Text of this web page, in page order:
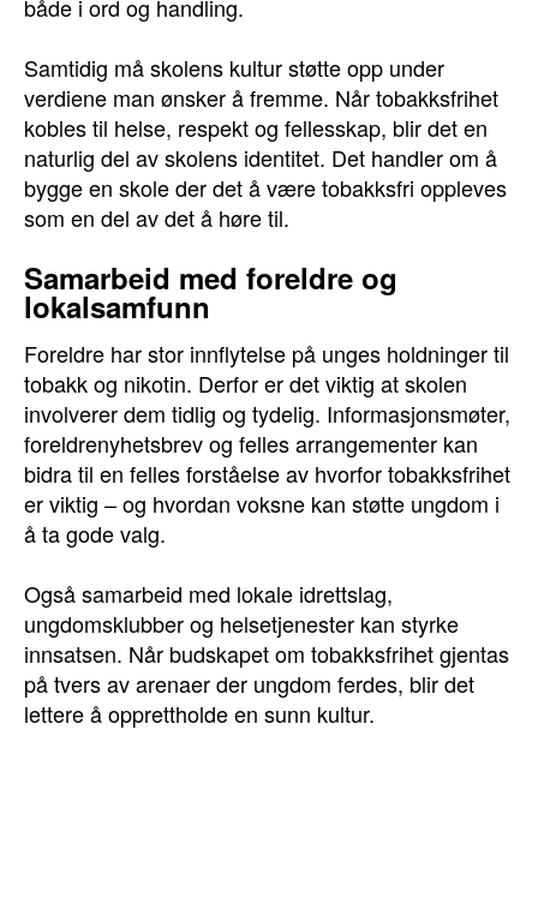
både i ord og handling.
Samtidig må skolens kultur støtte opp under
verdiene man ønsker å fremme. Når tobakksfrihet
kobles til helse, respekt og fellesskap, blir det en
naturlig del av skolens identitet. Det handler om å
bygge en skole der det å være tobakksfri oppleves
som en del av det å høre til.
Samarbeid med foreldre og
lokalsamfunn
Foreldre har stor innflytelse på unges holdninger til
tobakk og nikotin. Derfor er det viktig at skolen
involverer dem tidlig og tydelig. Informasjonsmøter,
foreldrenyhetsbrev og felles arrangementer kan
bidra til en felles forståelse av hvorfor tobakksfrihet
er viktig – og hvordan voksne kan støtte ungdom i
å ta gode valg.
Også samarbeid med lokale idrettslag,
ungdomsklubber og helsetjenester kan styrke
innsatsen. Når budskapet om tobakksfrihet gjentas
på tvers av arenaer der ungdom ferdes, blir det
lettere å opprettholde en sunn kultur.